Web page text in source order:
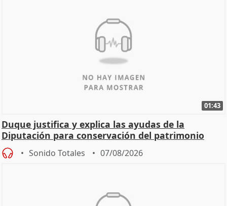
01:43
Duque justifica y explica las ayudas de la
Diputación para conservación del patrimonio
Sonido Totales 07/08/2026